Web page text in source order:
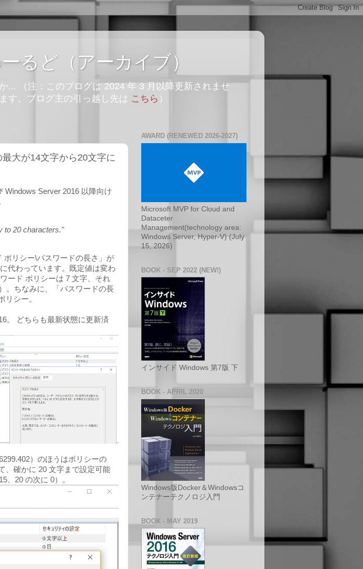
るど（アーカイブ）
... （注：このブログは 2024 年 3 月以降更新されませ
す。ブログ主の引っ越し先は こちら ）
大が14文字から20文字に
Windows Server 2016 以降向け
to 20 characters."
ポリシー\パスワードの長さ」が
代わっています。既定値は変わ
ード ポリシーは 7 文字、それ
。ちなみに、「パスワードの長
リシー。
。 どちらも最新状態に更新済
）のほうはポリシーの
、確かに 20 文字まで設定可能
、20 の次に 0）。
AWARD (RENEWED 2026-2027)
Microsoft MVP for Cloud and
Dataceter
Management(technology area:
Windows Server, Hyper-V) (July
15, 2026)
BOOK - SEP 2022 (NEW!)
インサイド Windows 第7版 下
BOOK - APRIL 2020
Windows版Docker＆Windowsコ
ンテナーテクノロジ入門
BOOK - MAY 2019